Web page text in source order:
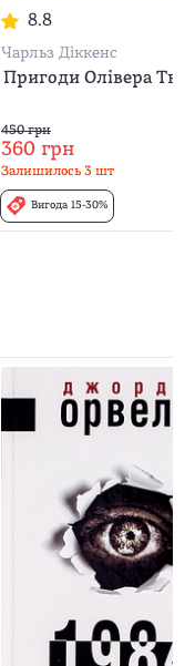
8.8
Чарльз Діккенс
Пригоди Олівера
450грн
360грн
Залишилось 3шт
Вигода 15-30%